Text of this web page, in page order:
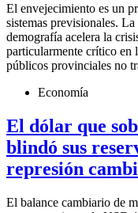
El envejecimiento es un
sistemas previsionales.
demografía acelera la
particularmente crítico en
públicos provinciales no
Economía
El dólar que
blindó sus
represión
El balance cambiario de